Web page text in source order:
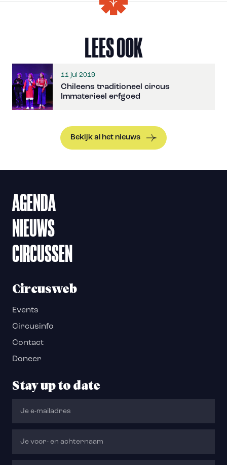
LEES OOK
11 jul 2019
Chileens traditioneel circus
Immaterieel erfgoed
Bekijk al het nieuws
AGENDA
NIEUWS
CIRCUSSEN
Circusweb
Events
Circusinfo
Contact
Doneer
Stay up to date